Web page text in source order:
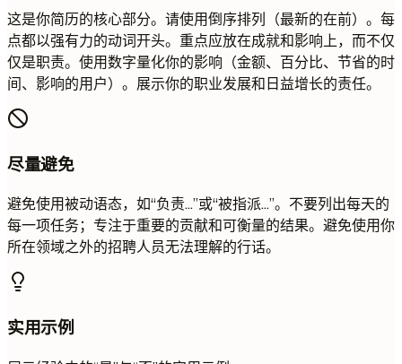
这是你简历的核心部分。请使用倒序排列（最新的在前）。每
点都以强有力的动词开头。重点应放在成就和影响上，而不仅
仅是职责。使用数字量化你的影响（金额、百分比、节省的时
间、影响的用户）。展示你的职业发展和日益增长的责任。
尽量避免
避免使用被动语态，如“负责…”或“被指派…”。不要列出每天的
每一项任务；专注于重要的贡献和可衡量的结果。避免使用你
所在领域之外的招聘人员无法理解的行话。
实用示例